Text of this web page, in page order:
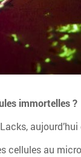
immortelles ?
cellules au